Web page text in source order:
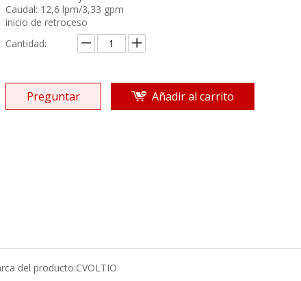
Caudal: 12,6 lpm/3,33 gpm
inicio de retroceso
Cantidad:
Preguntar Añadir al carrito
del producto:CVOLTIO